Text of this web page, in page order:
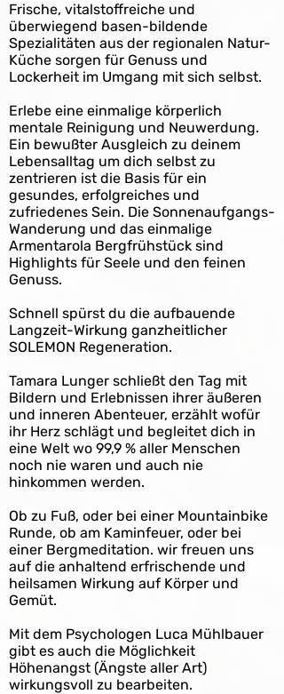
Frische, vitalstoffreiche und
überwiegend basen-bildende
Spezialitäten aus der regionalen Natur-
Küche sorgen für Genuss und
Lockerheit im Umgang mit sich selbst.
Erlebe eine einmalige körperlich
mentale Reinigung und Neuwerdung.
Ein bewußter Ausgleich zu deinem
Lebensalltag um dich selbst zu
zentrieren ist die Basis für ein
gesundes, erfolgreiches und
zufriedenes Sein. Die Sonnenaufgangs-
Wanderung und das einmalige
Armentarola Bergfrühstück sind
Highlights für Seele und den feinen
Genuss.
Schnell spürst du die aufbauende
Langzeit-Wirkung ganzheitlicher
SOLEMON Regeneration.
Tamara Lunger schließt den Tag mit
Bildern und Erlebnissen ihrer äußeren
und inneren Abenteuer, erzählt wofür
ihr Herz schlägt und begleitet dich in
eine Welt wo 99,9 % aller Menschen
noch nie waren und auch nie
hinkommen werden.
Ob zu Fuß, oder bei einer Mountainbike
Runde, ob am Kaminfeuer, oder bei
einer Bergmeditation. wir freuen uns
auf die anhaltend erfrischende und
heilsamen Wirkung auf Körper und
Gemüt.
Mit dem Psychologen Luca Mühlbauer
gibt es auch die Möglichkeit
Höhenangst (Ängste aller Art)
wirkungsvoll zu bearbeiten.